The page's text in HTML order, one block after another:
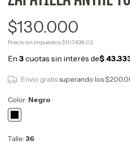
$130.000
Precio sin impuestos $107.438,02
Envío gratissuperando los
Color: Negro
Talle: 36